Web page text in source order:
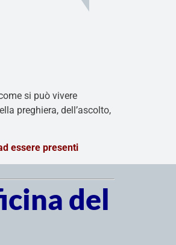
si può vivere
preghiera, dell’ascolto,
essere presenti
del